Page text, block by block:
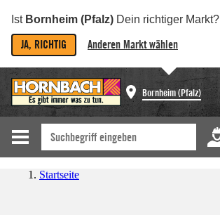
Ist Bornheim (Pfalz) Dein richtiger Markt?
JA, RICHTIG Anderen Markt wählen
Bornheim (Pfalz)
Startseite